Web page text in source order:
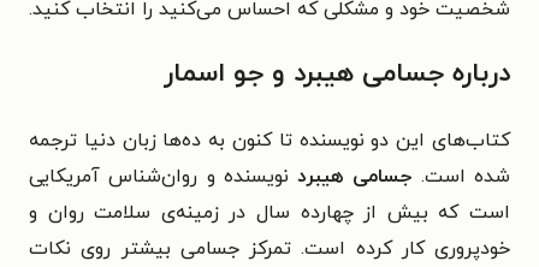
شخصیت خود و مشکلی که احساس می‌کنید را انتخاب کنید.
درباره جسامی هیبرد و جو اسمار
کتاب‌های این دو نویسنده تا کنون به ده‌ها زبان دنیا ترجمه
شده است. جسامی هیبردنویسنده و روان‌شناس آمریکایی
است که بیش از چهارده سال در زمینه‌ی سلامت روان و
خودپروری کار کرده است. تمرکز جسامی بیشتر روی نکات